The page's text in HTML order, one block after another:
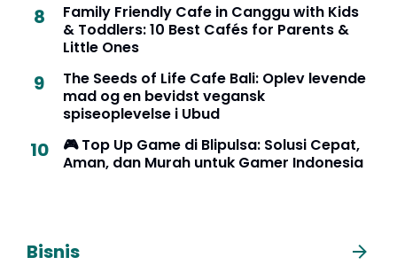
Family Friendly Cafe in Canggu with Kids
& Toddlers: 10 Best Cafés for Parents &
Little Ones
The Seeds of Life Cafe Bali: Oplev levende
mad og en bevidst vegansk
spiseoplevelse i Ubud
🎮 Top Up Game di Blipulsa: Solusi Cepat,
Aman, dan Murah untuk Gamer Indonesia
Bisnis